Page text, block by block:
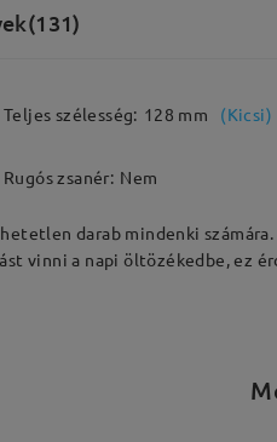
Teljes szélesség: 128 mm (Kicsi)
Rugós zsanér: Nem
darab mindenki
vinni a napi öltözékedbe, ez